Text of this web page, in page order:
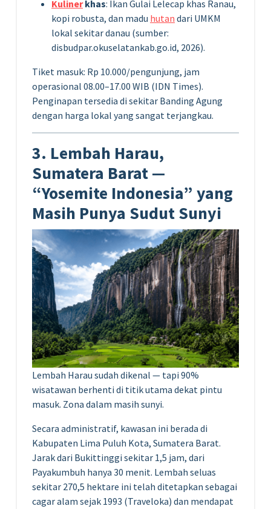
Kulinerkhas: Ikan Gulai Lelecap khas Ranau,
kopi robusta, dan madu hutan dari UMKM
lokal sekitar danau (sumber:
disbudpar.okuselatankab.go.id, 2026).
Tiket masuk: Rp 10.000/pengunjung, jam
operasional 08.00–17.00 WIB (IDN Times).
Penginapan tersedia di sekitar Banding Agung
dengan harga lokal yang sangat terjangkau.
3. Lembah Harau,
Sumatera Barat —
“Yosemite Indonesia” yang
Masih Punya Sudut Sunyi
Lembah Harau sudah dikenal — tapi 90%
wisatawan berhenti di titik utama dekat pintu
masuk. Zona dalam masih sunyi.
Secara administratif, kawasan ini berada di
Kabupaten Lima Puluh Kota, Sumatera Barat.
Jarak dari Bukittinggi sekitar 1,5 jam, dari
Payakumbuh hanya 30 menit. Lembah seluas
sekitar 270,5 hektare ini telah ditetapkan sebagai
cagar alam sejak 1993 (Traveloka) dan mendapat